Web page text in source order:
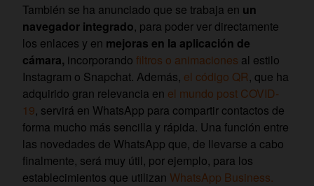
También se ha anunciado que se trabaja en un
navegador integrado, para poder ver directamente
los enlaces y en mejoras en la aplicación de
cámara, incorporando filtros o animaciones al estilo
Instagram o Snapchat. Además, el código QR, que ha
adquirido gran relevancia en el mundo post COVID-
19, servirá en WhatsApp para compartir contactos de
forma mucho más sencilla y rápida. Una función entre
las novedades de WhatsApp que, de llevarse a cabo
finalmente, será muy útil, por ejemplo, para los
establecimientos que utilizan WhatsApp Business.